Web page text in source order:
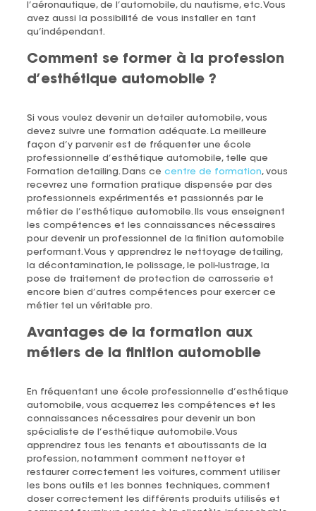
l’aéronautique, de l’automobile, du nautisme, etc. Vous
avez aussi la possibilité de vous installer en tant
qu’indépendant.
Comment se former à la profession
d’esthétique automobile ?
Si vous voulez devenir un detailer automobile, vous
devez suivre une formation adéquate. La meilleure
façon d’y parvenir est de fréquenter une école
professionnelle d’esthétique automobile, telle que
Formation detailing. Dans ce centre de formation, vous
recevrez une formation pratique dispensée par des
professionnels expérimentés et passionnés par le
métier de l’esthétique automobile. Ils vous enseignent
les compétences et les connaissances nécessaires
pour devenir un professionnel de la finition automobile
performant. Vous y apprendrez le nettoyage detailing,
la décontamination, le polissage, le poli-lustrage, la
pose de traitement de protection de carrosserie et
encore bien d’autres compétences pour exercer ce
métier tel un véritable pro.
Avantages de la formation aux
métiers de la finition automobile
En fréquentant une école professionnelle d’esthétique
automobile, vous acquerrez les compétences et les
connaissances nécessaires pour devenir un bon
spécialiste de l’esthétique automobile. Vous
apprendrez tous les tenants et aboutissants de la
profession, notamment comment nettoyer et
restaurer correctement les voitures, comment utiliser
les bons outils et les bonnes techniques, comment
doser correctement les différents produits utilisés et